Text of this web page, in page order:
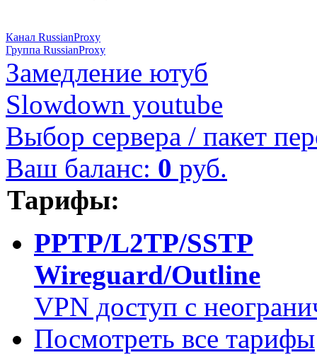
Канал RussianProxy
Группа RussianProxy
Замедление ютуб
Slowdown youtube
Выбор сервера / пакет
Ваш баланс: 0 руб.
Тарифы:
PPTP/L2TP/SSTP
Wireguard/Outline
VPN доступ с
Посмотреть все тарифы